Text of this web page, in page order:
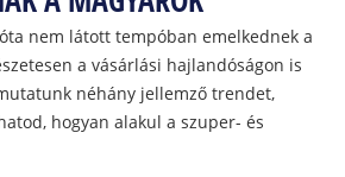
nem látott tempóban emelkednek a
a vásárlási hajlandóságon is
néhány jellemző trendet,
hogyan alakul a szuper- és